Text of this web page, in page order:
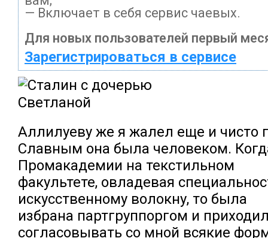
— Включает в себя сервис чаевых.
Для новых пользователей первый
Зарегистрироваться в сервисе
Аллилуеву же я жалел еще и чисто
Славным она была человеком.
Промакадемии на текстильном
факультете, овладевая
искусственному волокну, то была
избрана партгруппоргом и
согласовывать со мной всякие